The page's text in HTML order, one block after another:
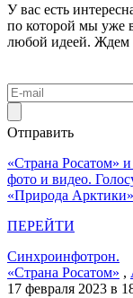
У вас есть
по которой мы уже
любой идеей.
Отправить
«Страна Росатом»
фото и видео.
«Природа
ПЕРЕЙТИ
Синхроинфотрон.
«Страна Росатом» ,
17 февраля 2023 в